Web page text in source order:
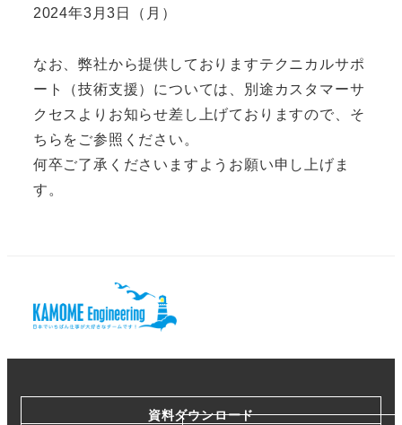
2024年3月3日（月）
なお、弊社から提供しておりますテクニカルサポ
ート（技術支援）については、別途カスタマーサ
クセスよりお知らせ差し上げておりますので、そ
ちらをご参照ください。
何卒ご了承くださいますようお願い申し上げま
す。
資料ダウンロード